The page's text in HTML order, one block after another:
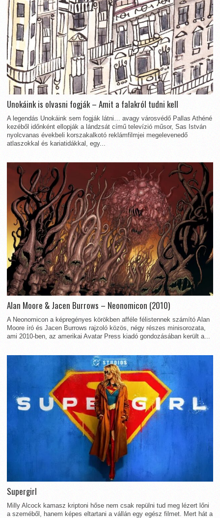
Unokáink is olvasni fogják – Amit a falakról tudni kell
A legendás Unokáink sem fogják látni… avagy városvédő Pallas Athéné
kezéből időnként ellopják a lándzsát című televízió műsor, Sas István
nyolcvanas évekbeli korszakalkotó reklámfilmjei megelevenedő
atlaszokkal és kariatidákkal, egy...
Alan Moore & Jacen Burrows – Neonomicon (2010)
A Neonomicon a képregényes körökben afféle félistennek számító Alan
Moore író és Jacen Burrows rajzoló közös, négy részes minisorozata,
ami 2010-ben, az amerikai Avatar Press kiadó gondozásában került a...
Supergirl
Milly Alcock kamasz kriptoni hőse nem csak repülni tud meg lézert lőni
a szeméből, hanem képes eltartani a vállán egy egész filmet. Mert hát a